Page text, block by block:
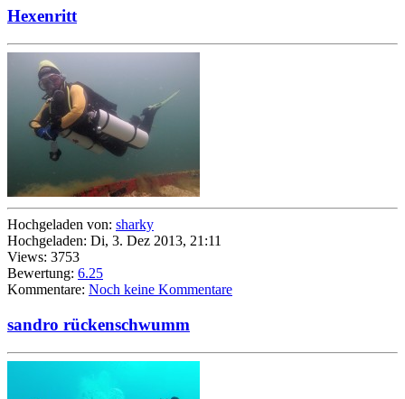
Hexenritt
Hochgeladen von: sharky
Hochgeladen: Di, 3. Dez 2013, 21:11
Views: 3753
Bewertung: 6.25
Kommentare: Noch keine Kommentare
sandro rückenschwumm